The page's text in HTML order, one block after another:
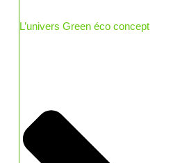
L’univers Green éco concept